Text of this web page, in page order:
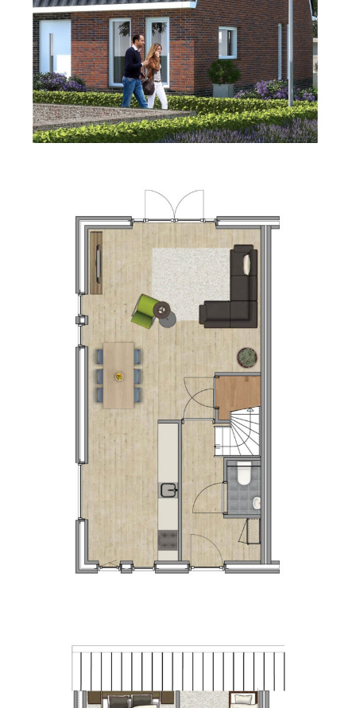
AANZICHT – HOEKWONING
Hoekwoning
PLATTEGROND BEGANE GROND – HOEKWONING